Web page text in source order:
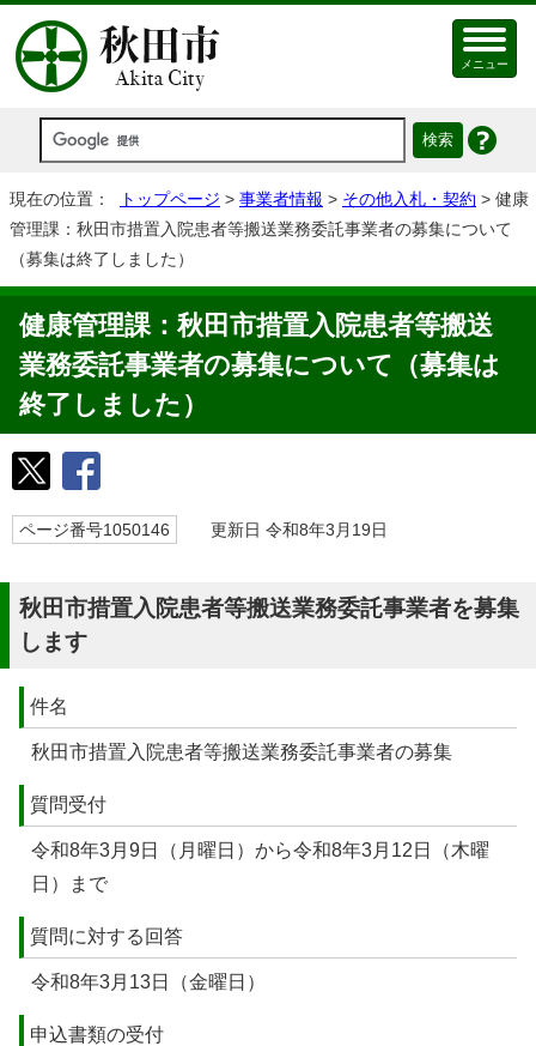
メニュー
現在の位置： トップページ > 事業者情報 > その他入札・契約 > 健康
管理課：秋田市措置入院患者等搬送業務委託事業者の募集について
（募集は終了しました）
健康管理課：秋田市措置入院患者等搬送
業務委託事業者の募集について（募集は
終了しました）
ページ番号1050146 更新日 令和8年3月19日
秋田市措置入院患者等搬送業務委託事業者を募集
します
件名
秋田市措置入院患者等搬送業務委託事業者の募集
質問受付
令和8年3月9日（月曜日）から令和8年3月12日（木曜
日）まで
質問に対する回答
令和8年3月13日（金曜日）
申込書類の受付